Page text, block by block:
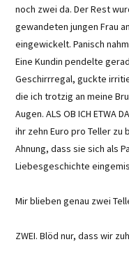
noch zwei da. Der Rest
gewandeten jungen Frau
eingewickelt. Panisch
Eine Kundin pendelte
Geschirrregal, guckte
die ich trotzig an meine
Augen. ALS OB ICH ETWA
ihr zehn Euro pro Teller zu
Ahnung, dass sie sich als
Liebesgeschichte
Mir blieben genau zwei
ZWEI. Blöd nur, dass wir